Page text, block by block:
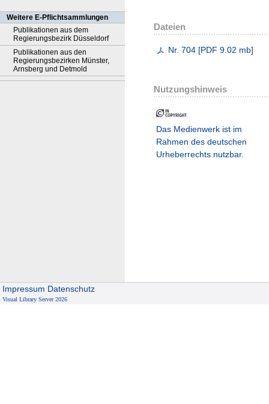
Weitere E-Pflichtsammlungen
Publikationen aus dem
Regierungsbezirk Düsseldorf
Publikationen aus den
Regierungsbezirken Münster,
Arnsberg und Detmold
Dateien
Nr. 704 [PDF 9.02 mb]
Nutzungshinweis
Das Medienwerk ist im
Rahmen des deutschen
Urheberrechts nutzbar.
Impressum Datenschutz
Visual Library Server 2026